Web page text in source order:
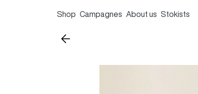
Shop Campagnes About us Stokists